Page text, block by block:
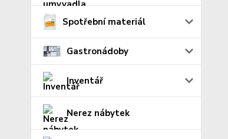
Spotřební materiál
Gastronádoby
Inventář
Nerez nábytek